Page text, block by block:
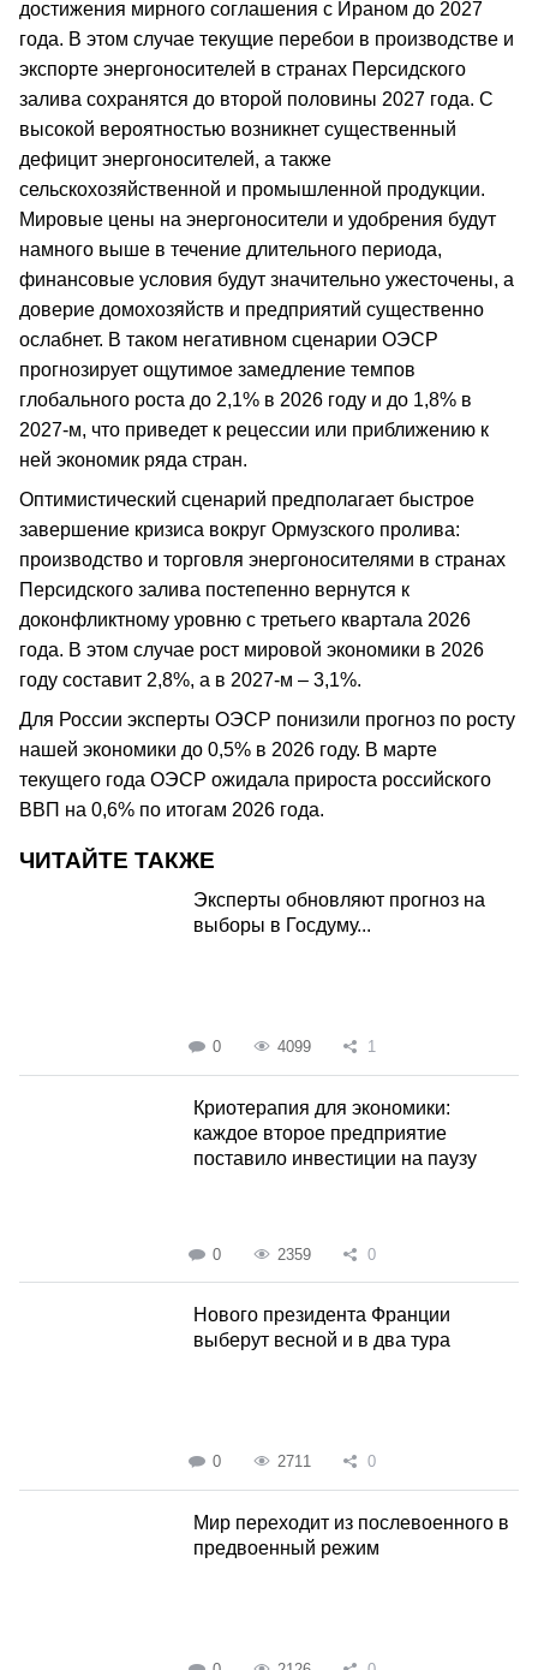
достижения мирного соглашения с Ираном до 2027
года. В этом случае текущие перебои в производстве и
экспорте энергоносителей в странах Персидского
залива сохранятся до второй половины 2027 года. С
высокой вероятностью возникнет существенный
дефицит энергоносителей, а также
сельскохозяйственной и промышленной продукции.
Мировые цены на энергоносители и удобрения будут
намного выше в течение длительного периода,
финансовые условия будут значительно ужесточены, а
доверие домохозяйств и предприятий существенно
ослабнет. В таком негативном сценарии ОЭСР
прогнозирует ощутимое замедление темпов
глобального роста до 2,1% в 2026 году и до 1,8% в
2027-м, что приведет к рецессии или приближению к
ней экономик ряда стран.
Оптимистический сценарий предполагает быстрое
завершение кризиса вокруг Ормузского пролива:
производство и торговля энергоносителями в странах
Персидского залива постепенно вернутся к
доконфликтному уровню с третьего квартала 2026
года. В этом случае рост мировой экономики в 2026
году составит 2,8%, а в 2027-м – 3,1%.
Для России эксперты ОЭСР понизили прогноз по росту
нашей экономики до 0,5% в 2026 году. В марте
текущего года ОЭСР ожидала прироста российского
ВВП на 0,6% по итогам 2026 года.
ЧИТАЙТЕ ТАКЖЕ
Эксперты обновляют прогноз на
выборы в Госдуму...
0 4099 1
Криотерапия для экономики:
каждое второе предприятие
поставило инвестиции на паузу
0 2359 0
Нового президента Франции
выберут весной и в два тура
0 2711 0
Мир переходит из послевоенного в
предвоенный режим